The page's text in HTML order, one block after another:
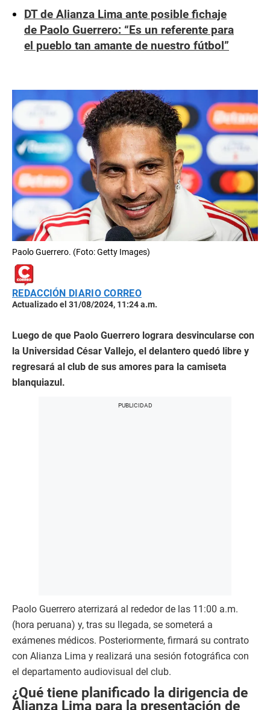
DT de Alianza Lima ante posible fichaje
de Paolo Guerrero: “Es un referente para
el pueblo tan amante de nuestro fútbol”
Paolo Guerrero. (Foto: Getty Images)
REDACCIÓN DIARIO CORREO
Actualizado el 31/08/2024, 11:24 a.m.
Luego de que Paolo Guerrero lograra desvincularse con
la Universidad César Vallejo, el delantero quedó libre y
regresará al club de sus amores para la camiseta
blanquiazul.
Paolo Guerrero aterrizará al rededor de las 11:00 a.m.
(hora peruana) y, tras su llegada, se someterá a
exámenes médicos. Posteriormente, firmará su contrato
con Alianza Lima y realizará una sesión fotográfica con
el departamento audiovisual del club.
¿Qué tiene planificado la dirigencia de
Alianza Lima para la presentación de